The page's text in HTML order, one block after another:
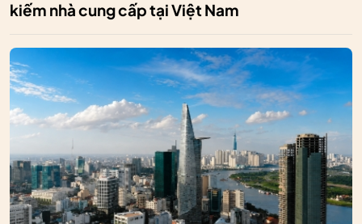
kiếm nhà cung cấp tại Việt Nam